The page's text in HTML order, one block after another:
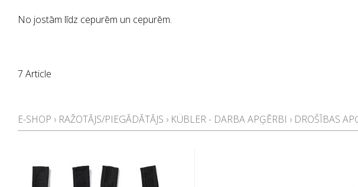
No jostām līdz cepurēm un cepurēm.
7 Article
E-SHOP › RAŽOTĀJS/PIEGĀDĀTĀJS › KÜBLER - DARBA APĢĒRBI › DROŠĪBAS